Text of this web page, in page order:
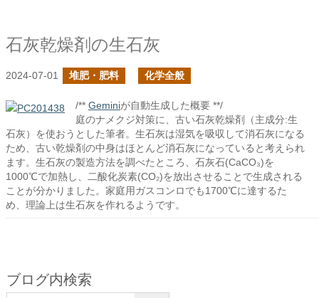
石灰乾燥剤の生石灰
2024-07-01 堆肥・肥料 化学全般
/** Geminiが自動生成した概要 **/
庭のナメクジ対策に、古い石灰乾燥剤（主成分:生
石灰）を使おうとした筆者。生石灰は湿気を吸収して消石灰になる
ため、古い乾燥剤の中身はほとんど消石灰になっていると考えられ
ます。生石灰の製造方法を調べたところ、石灰石(CaCO₃)を
1000℃で加熱し、二酸化炭素(CO₂)を放出させることで生成される
ことが分かりました。家庭用ガスコンロでも1700℃に達するた
め、理論上は生石灰を作れるようです。
ブログ内検索